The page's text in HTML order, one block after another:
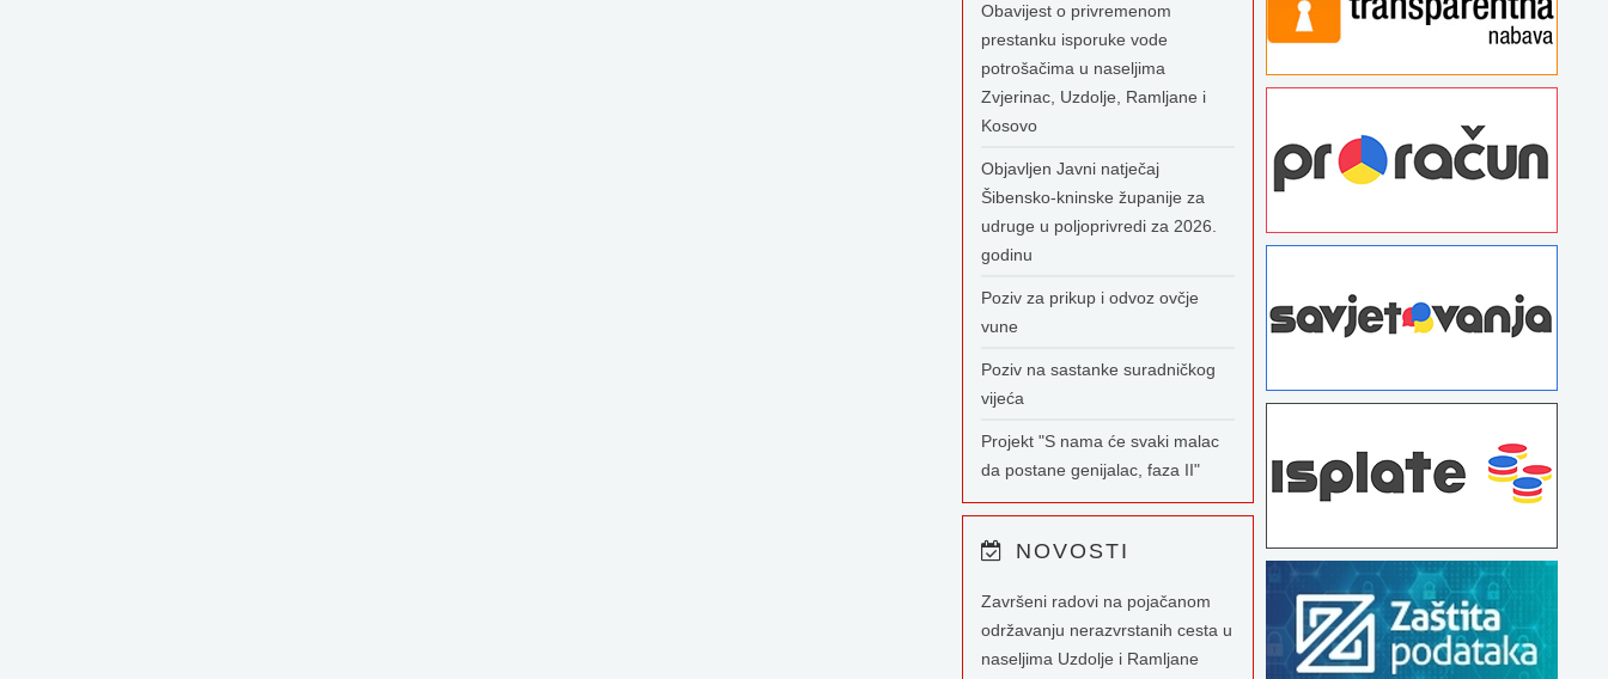
Obavijest o privremenom
prestanku isporuke vode
potrošačima u naseljima
Zvjerinac, Uzdolje, Ramljane i
Kosovo
Objavljen Javni natječaj
Šibensko-kninske županije za
udruge u poljoprivredi za 2026.
godinu
Poziv za prikup i odvoz ovčje
vune
Poziv na sastanke suradničkog
vijeća
Projekt "S nama će svaki malac
da postane genijalac, faza II"
NOVOSTI
Završeni radovi na pojačanom
održavanju nerazvrstanih cesta u
naseljima Uzdolje i Ramljane